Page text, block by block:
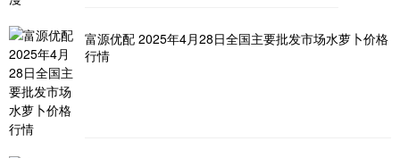
富源优配 2025年4月28日全国主要批发市场水萝卜价格
行情